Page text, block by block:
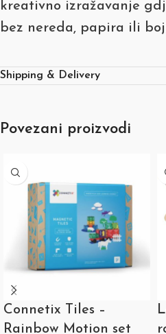
kreativno izražavanje
bez nereda, papira ili
Shipping & Delivery
Povezani proizvodi
Connetix Tiles –
Rainbow Motion set